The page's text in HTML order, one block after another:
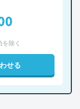
除く
せる